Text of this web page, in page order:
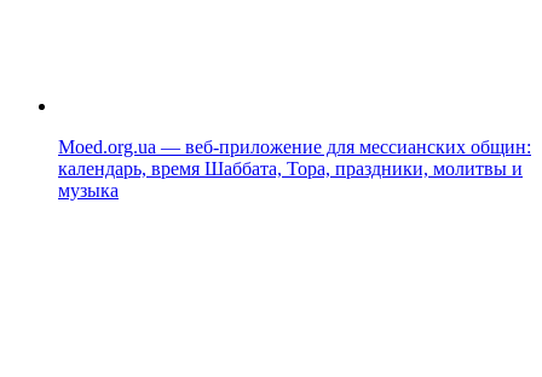
Moed.org.ua — веб-приложение для мессианских общин:
календарь, время Шаббата, Тора, праздники, молитвы и
музыка